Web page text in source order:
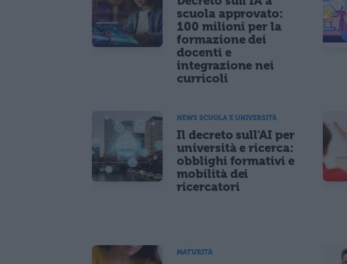
scuola approvato:
100 milioni per la
formazione dei
docenti e
integrazione nei
curricoli
NEWS SCUOLA E UNIVERSITÀ
Il decreto sull'AI per
università e ricerca:
obblighi formativi e
mobilità dei
ricercatori
MATURITÀ